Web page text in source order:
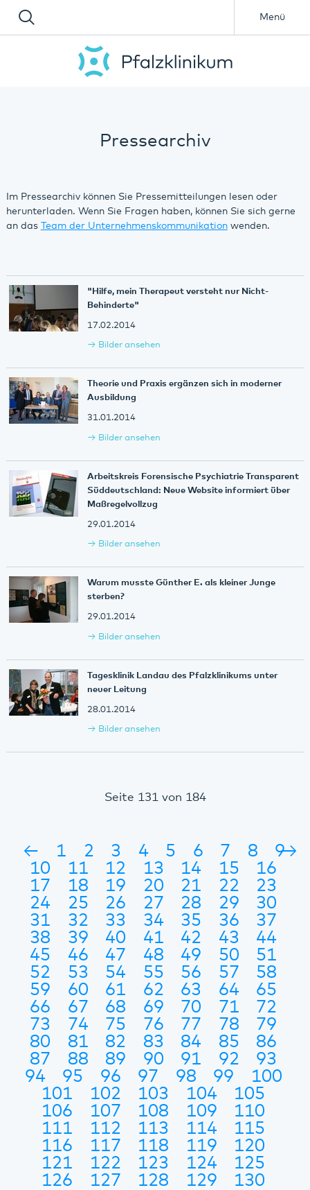
Menü
Pressearchiv
Im Pressearchiv können Sie Pressemitteilungen lesen oder
herunterladen. Wenn Sie Fragen haben, können Sie sich gerne
an das Team der Unternehmenskommunikationwenden.
"Hilfe, mein Therapeut versteht nur Nicht-
Behinderte"
17.02.2014
Bilder ansehen
Theorie und Praxis ergänzen sich in moderner
Ausbildung
31.01.2014
Bilder ansehen
Arbeitskreis Forensische Psychiatrie Transparent
Süddeutschland: Neue Website informiert über
Maßregelvollzug
29.01.2014
Bilder ansehen
Warum musste Günther E. als kleiner Junge
sterben?
29.01.2014
Bilder ansehen
Tagesklinik Landau des Pfalzklinikums unter
neuer Leitung
28.01.2014
Bilder ansehen
Seite 131 von 184
← 1 2 3 4 5 6 7 8
9
10
11 12 13 14 15
16
17
18 19 20 21 22
23
24
25 26 27 28 29
30
31
32 33 34 35 36
37
38
39 40 41 42 43
44
45
46 47 48 49 50
51
52
53 54 55 56 57
58
59
60 61 62 63 64
65
66
67 68 69 70 71
72
73
74 75 76 77 78
79
80
81 82 83 84 85
86
87
88 89 90 91 92
93
94
95 96 97 98 99
100
101
102 103 104
105
106
107 108 109
110
111
112 113 114
115
116
117 118 119
120
121
122 123 124
125
126
127 128 129
130
→